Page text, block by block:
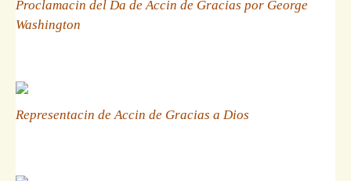
Proclamacin del Da de Accin de Gracias por George
Washington
Representacin de Accin de Gracias a Dios